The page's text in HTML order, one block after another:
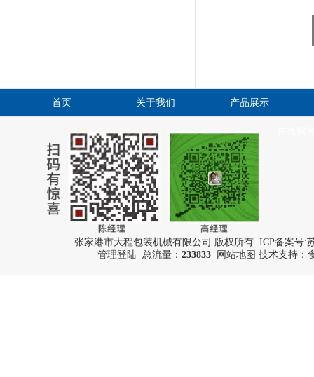
首页 关于我们 产品展示
张家港市大程包装机械有限公司 版权所有 ICP备案号:
管理登陆总流量： 233833 网站地图 技术支持：